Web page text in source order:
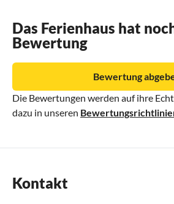
Das Ferienhaus hat
Bewertung
Die Bewertungen werden auf ihre
dazu in unseren
Bewertung
Kontakt